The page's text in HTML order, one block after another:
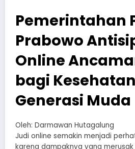
Pemerintahan
Prabowo
Online
bagi
Generasi Muda
Oleh: Darmawan Hutagalung
Judi online semakin menjadi
karena dampaknya yang